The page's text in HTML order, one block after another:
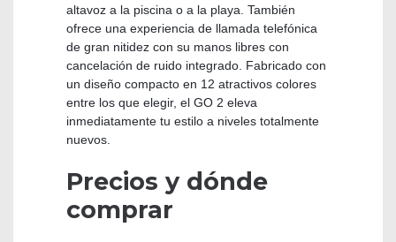
altavoz a la piscina o a la playa. También
ofrece una experiencia de llamada telefónica
de gran nitidez con su manos libres con
cancelación de ruido integrado. Fabricado con
un diseño compacto en 12 atractivos colores
entre los que elegir, el GO 2 eleva
inmediatamente tu estilo a niveles totalmente
nuevos.
Precios y dónde
comprar